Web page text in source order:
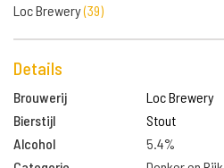
Loc Brewery(39)
Details
Brouwerij
Loc Brewery
Bierstijl
Stout
Alcohol
5.4%